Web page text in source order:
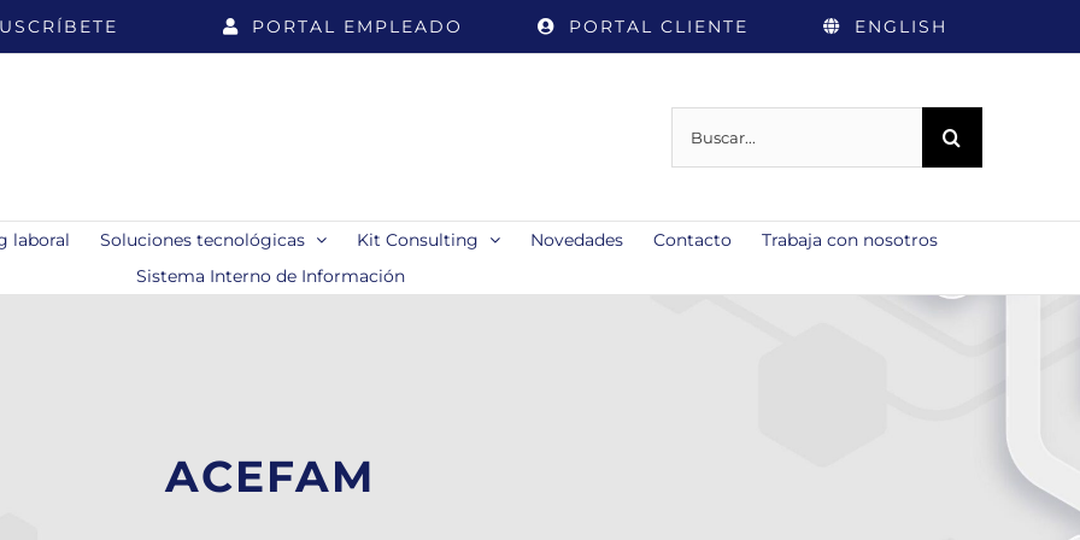
PORTAL EMPLEADO PORTAL CLIENTE ENGLISH
laboral Soluciones tecnológicas Kit Consulting Novedades Contacto
Trabaja con nosotros
Sistema Interno de Información
ACEFAM